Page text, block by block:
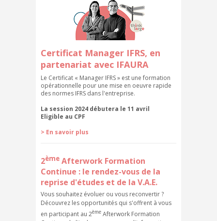
Certificat Manager IFRS, en
partenariat avec IFAURA
Le Certificat « Manager IFRS » est une formation
opérationnelle pour une mise en oeuvre rapide
des normes IFRS dans l'entreprise.
La session 2024 débutera le 11 avril
Eligible au CPF
> En savoir plus
2ème Afterwork Formation
Continue : le rendez-vous de la
reprise d'études et de la V.A.E.
Vous souhaitez évoluer ou vous reconvertir ?
Découvrez les opportunités qui s'offrent à vous
en participant au 2ème Afterwork Formation